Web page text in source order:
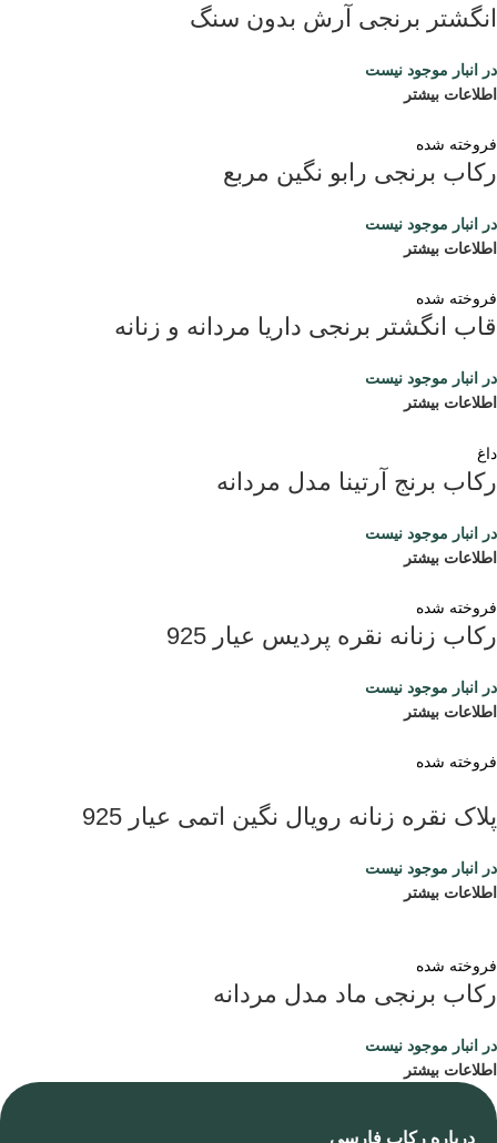
انگشتر برنجی آرش بدون سنگ
در انبار موجود نیست
اطلاعات بیشتر
فروخته شده
رکاب برنجی رابو نگین مربع
در انبار موجود نیست
اطلاعات بیشتر
فروخته شده
قاب انگشتر برنجی داریا مردانه و زنانه
در انبار موجود نیست
اطلاعات بیشتر
داغ
رکاب برنج آرتینا مدل مردانه
در انبار موجود نیست
اطلاعات بیشتر
فروخته شده
رکاب زنانه نقره پردیس عیار 925
در انبار موجود نیست
اطلاعات بیشتر
فروخته شده
پلاک نقره زنانه رویال نگین اتمی عیار 925
در انبار موجود نیست
اطلاعات بیشتر
فروخته شده
رکاب برنجی ماد مدل مردانه
در انبار موجود نیست
اطلاعات بیشتر
درباره رکاب فارسی